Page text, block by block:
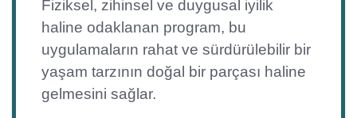
Fiziksel, zihinsel ve duygusal iyilik
haline odaklanan program, bu
uygulamaların rahat ve sürdürülebilir bir
yaşam tarzının doğal bir parçası haline
gelmesini sağlar.